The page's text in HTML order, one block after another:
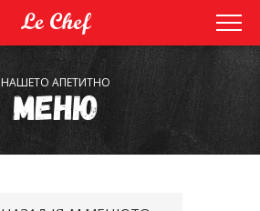
НАШЕТО АПЕТИТНО
Меню